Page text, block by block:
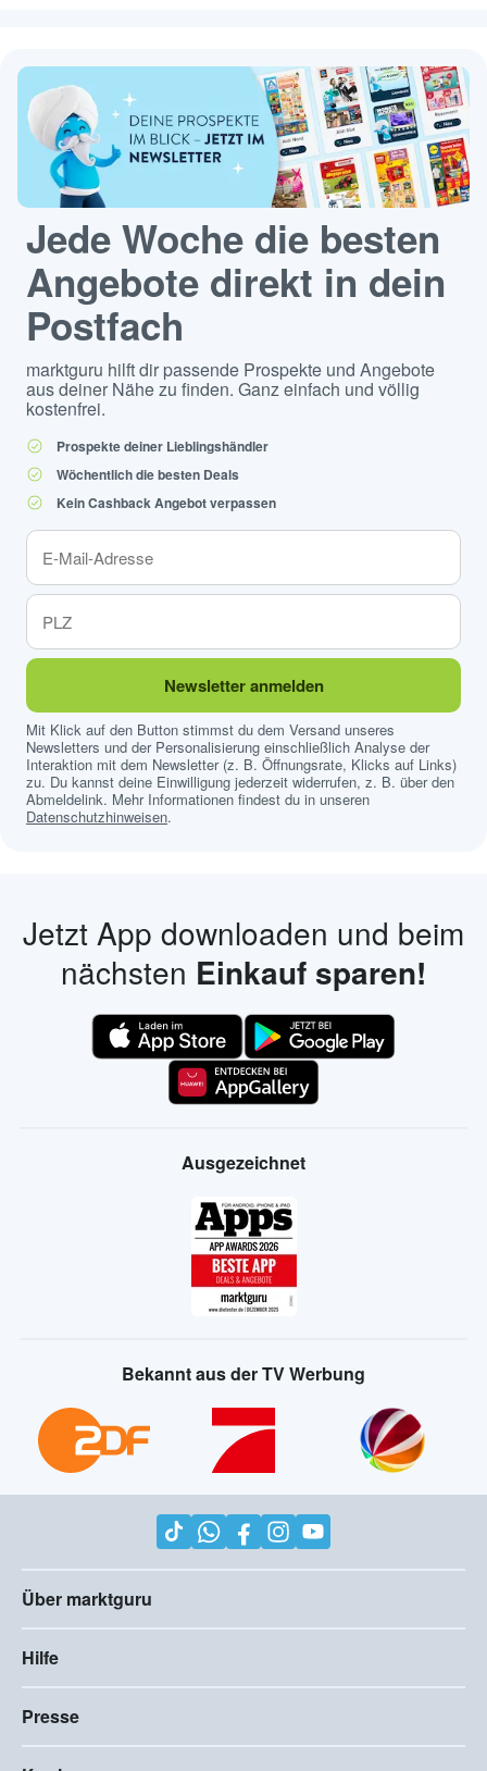
Jede Woche die besten
Angebote direkt in dein
Postfach
marktguru hilft dir passende Prospekte und Angebote
aus deiner Nähe zu finden. Ganz einfach und völlig
kostenfrei.
Prospekte deiner Lieblingshändler
Wöchentlich die besten Deals
Kein Cashback Angebot verpassen
Newsletter anmelden
Mit Klick auf den Button stimmst du dem Versand unseres
Newsletters und der Personalisierung einschließlich Analyse der
Interaktion mit dem Newsletter (z. B. Öffnungsrate, Klicks auf Links)
zu. Du kannst deine Einwilligung jederzeit widerrufen, z. B. über den
Abmeldelink. Mehr Informationen findest du in unseren
Datenschutzhinweisen.
Jetzt App downloaden und beim
nächsten Einkauf sparen!
Ausgezeichnet
Bekannt aus der TV Werbung
Über marktguru
Hilfe
Presse